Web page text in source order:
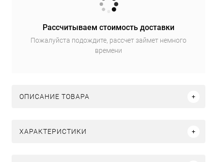
Рассчитываем стоимость доставки
Пожалуйста подождите, рассчет займет немного
времени
ОПИСАНИЕ ТОВАРА
ХАРАКТЕРИСТИКИ